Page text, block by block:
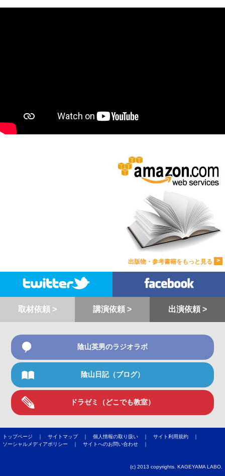
出版物・参考書籍をもっと見る >
取材依頼 > 講演依頼 > 出演依頼 >
陰山英男のラジオラボ
陰山日記（ブログ）
ドラゼミ（どこでも教室）
トップページ ｜ サイトマップ ｜ 個人情報の取り扱い ｜ サイト利用規約 ｜
ソーシャルメディアポリシー ｜ サイトへのお問い合わせ ｜
(c) 2013 copyrights. KAGEYAMA LABO.